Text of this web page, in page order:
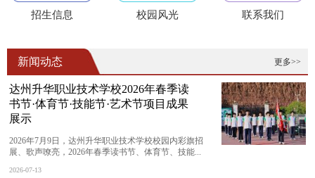
招生信息 校园风光 联系我们
更多>>
新闻动态
达州升华职业技术学校2026年春季读
书节·体育节·技能节·艺术节项目成果
展示
2026年7月9日，达州升华职业技术学校校园内彩旗招
展、歌声嘹亮，2026年春季读书节、体育节、技能...
2026-07-13